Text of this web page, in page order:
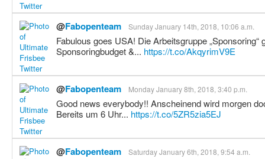
@Fabopenteam Sunday January 14th, 2018, 10:06 a.m.
Fabulous goes USA! Die Arbeitsgruppe
Sponsoringbudget &... https://t.co/AkqyrimV9E
@Fabopenteam Monday January 8th, 2018, 3:40 p.m.
Good news everybody!! Anscheinend wird morgen
Bereits um 6 Uhr... https://t.co/5ZR5zia5EJ
@Fabopenteam Saturday January 6th, 2018, 9:54 a.m.